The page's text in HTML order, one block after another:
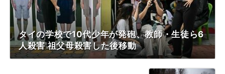
タイの学校で10代少年が発砲、教師・生徒ら6
人殺害 祖父母殺害した後移動